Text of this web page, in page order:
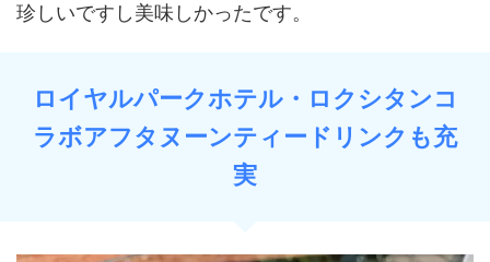
珍しいですし美味しかったです。
ロイヤルパークホテル・ロクシタンコ
ラボアフタヌーンティードリンクも充
実